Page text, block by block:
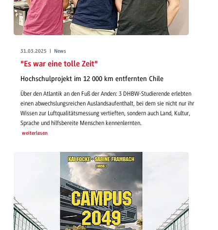
31.03.2025 | News
"Es war eine tolle Zeit"
Hochschulprojekt im 12 000 km entfernten Chile
Über den Atlantik an den Fuß der Anden: 3 DHBW-Studierende erlebten
einen abwechslungsreichen Auslandsaufenthalt, bei dem sie nicht nur ihr
Wissen zur Luftqualitätsmessung vertieften, sondern auch Land, Kultur,
Sprache und hilfsbereite Menschen kennenlernten.
weiterlesen